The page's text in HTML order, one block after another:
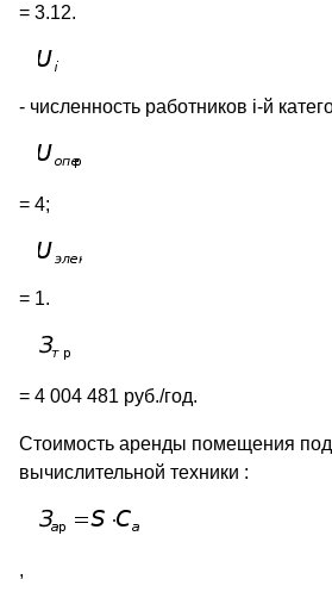
= 3.12.
- численность работников i-й
= 4;
= 1.
= 4 004 481 руб./год.
Стоимость аренды помещения
вычислительной техники :
,